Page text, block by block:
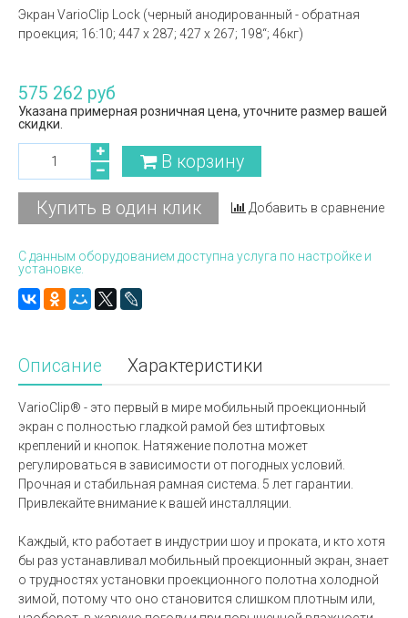
Экран VarioClip Lock (черный анодированный - обратная
проекция; 16:10; 447 x 287; 427 x 267; 198“; 46кг)
575 262 руб
Указана примерная розничная цена, уточните размер вашей
скидки.
В корзину
Купить в один клик Добавить в сравнение
С данным оборудованием доступна услуга по настройке и
установке.
Описание Характеристики
VarioClip® - это первый в мире мобильный проекционный
экран с полностью гладкой рамой без штифтовых
креплений и кнопок. Натяжение полотна может
регулироваться в зависимости от погодных условий.
Прочная и стабильная рамная система. 5 лет гарантии.
Привлекайте внимание к вашей инсталляции.
Каждый, кто работает в индустрии шоу и проката, и кто хотя
бы раз устанавливал мобильный проекционный экран, знает
о трудностях установки проекционного полотна холодной
зимой, потому что оно становится слишком плотным или,